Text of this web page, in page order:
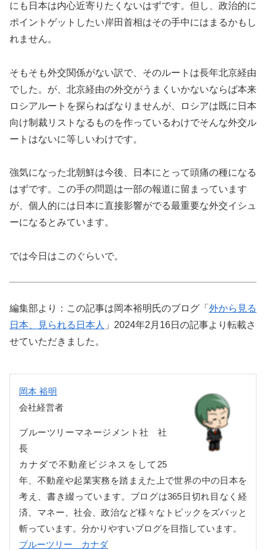
にも日本は内心近寄りたくないはずです。但し、政治的に
ポイントゲットしたい岸田首相はその手中にはまるかもし
れません。
そもそも外交関係がない訳で、そのルートは長年北京経由
でした。が、北京経由の外交がうまくいかないならば本来
ロシアルートを探らねばなりませんが、ロシアは既に日本
向け制裁リストなるものを作っているわけでそんな外交ル
ートはないに等しいわけです。
強気になった北朝鮮は今後、日本にとって頭痛の種になる
はずです。この手の問題は一部の報道に留まっています
が、個人的には日本に直接影響がでる最重要な外交イシュ
ーになるとみています。
では今日はこのぐらいで。
編集部より：この記事は岡本裕明氏のブログ「 外から見る
日本、見られる日本人 」2024年2月16日の記事より転載さ
せていただきました。
岡本 裕明
会社経営者
ブルーツリーマネージメント社 社
長
カナダで不動産ビジネスをして25
年、不動産や起業実務を踏まえた上で世界の中の日本を
考え、書き綴っています。ブログは365日切れ目なく経
済、マネー、社会、政治など様々なトピックをズバッと
斬っています。分かりやすいブログを目指しています。
ブルーツリー カナダ